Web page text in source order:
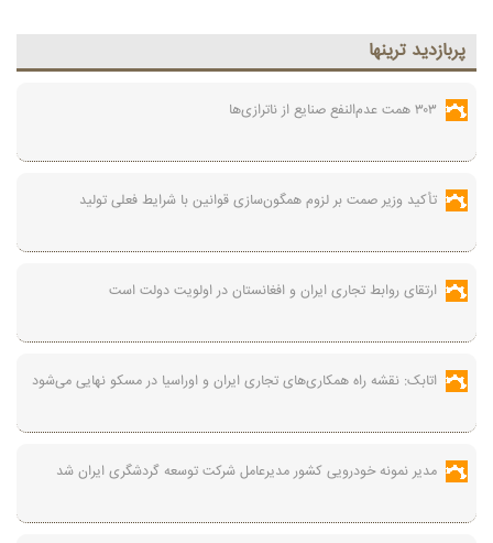
پربازديد ترينها
۳۰۳ همت عدم‌النفع صنایع از ناترازی‌ها
تأکید وزیر صمت بر لزوم همگون‌سازی قوانین با شرایط فعلی تولید
ارتقای روابط تجاری ایران و افغانستان در اولویت دولت است
اتابک: نقشه راه همکاری‌های تجاری ایران و اوراسیا در مسکو نهایی می‌شود
مدیر نمونه خودرویی کشور مدیرعامل شرکت توسعه گردشگری ایران شد